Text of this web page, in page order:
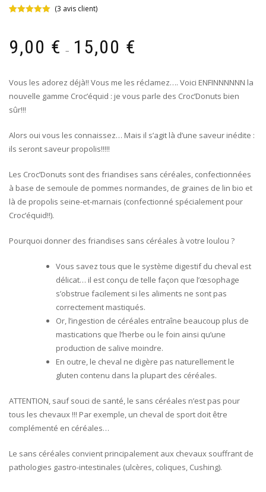
notations
client
(3 avis client)
9,00 € – 15,00 €
9,00 €
15,00 €
Vous les adorez déjà!! Vous me les réclamez…. Voici ENFINNNNNN la
nouvelle gamme Croc’équid : je vous parle des Croc’Donuts bien
sûr!!!
Alors oui vous les connaissez… Mais il s’agit là d’une saveur inédite :
ils seront saveur propolis!!!!!
Les Croc’Donuts sont des friandises sans céréales, confectionnées
à base de semoule de pommes normandes, de graines de lin bio et
là de propolis seine-et-marnais (confectionné spécialement pour
Croc’équid!!).
Pourquoi donner des friandises sans céréales à votre loulou ?
Vous savez tous que le système digestif du cheval est
délicat… il est conçu de telle façon que l’œsophage
s’obstrue facilement si les aliments ne sont pas
correctement mastiqués.
Or, l’ingestion de céréales entraîne beaucoup plus de
mastications que l’herbe ou le foin ainsi qu’une
production de salive moindre.
En outre, le cheval ne digère pas naturellement le
gluten contenu dans la plupart des céréales.
ATTENTION, sauf souci de santé, le sans céréales n’est pas pour
tous les chevaux !!! Par exemple, un cheval de sport doit être
complémenté en céréales…
Le sans céréales convient principalement aux chevaux souffrant de
pathologies gastro-intestinales (ulcères, coliques, Cushing).